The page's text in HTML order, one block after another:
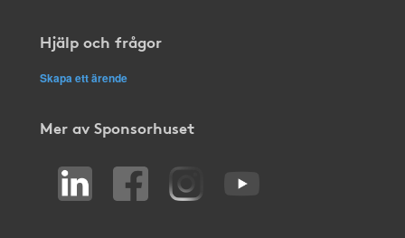
Hjälp och frågor
Skapa ett ärende
Mer av Sponsorhuset